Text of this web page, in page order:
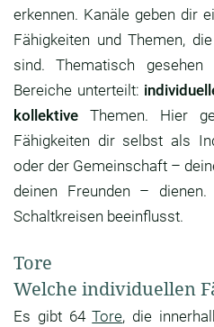
erkennen. Kanäle geben dir
Fähigkeiten und Themen,
sind. Thematisch
Bereiche unterteilt:
kollektive Themen. Hier
Fähigkeiten dir selbst als
oder der Gemeinschaft –
deinen Freunden –
Schaltkreisen beeinflusst.
Tore
Welche individuellen
Es gibt 64Tore, die